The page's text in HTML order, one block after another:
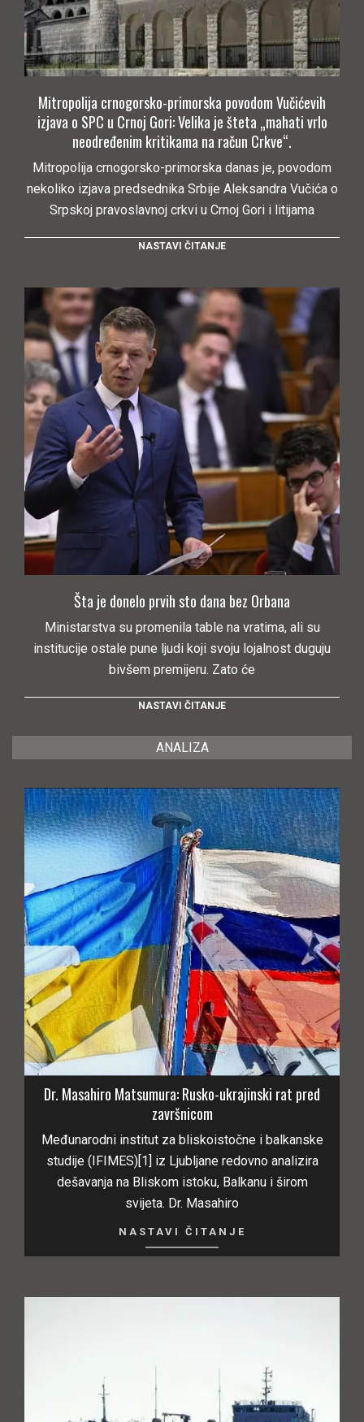
Mitropolija crnogorsko-primorska povodom Vučićevih
izjava o SPC u Crnoj Gori: Velika je šteta „mahati vrlo
neodređenim kritikama na račun Crkve“.
Mitropolija crnogorsko-primorska danas je, povodom
nekoliko izjava predsednika Srbije Aleksandra Vučića o
Srpskoj pravoslavnoj crkvi u Crnoj Gori i litijama
NASTAVI ČITANJE
Šta je donelo prvih sto dana bez Orbana
Ministarstva su promenila table na vratima, ali su
institucije ostale pune ljudi koji svoju lojalnost duguju
bivšem premijeru. Zato će
NASTAVI ČITANJE
ANALIZA
Dr. Masahiro Matsumura: Rusko-ukrajinski rat pred
završnicom
Međunarodni institut za bliskoistočne i balkanske
studije (IFIMES)[1] iz Ljubljane redovno analizira
dešavanja na Bliskom istoku, Balkanu i širom
svijeta. Dr. Masahiro
NASTAVI ČITANJE